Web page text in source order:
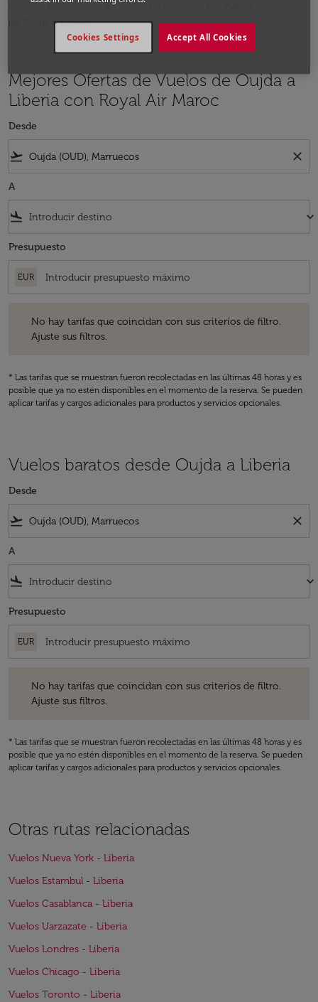
Inicio Vuelos Vuelos a Liberia
de Oujda a Liberia
Mejores Ofertas de Vuelos de Oujda a
Liberia con Royal Air Maroc
Desde
flight_takeoff close
A
flight_land keyboard_arrow_down
Presupuesto
EUR
No hay tarifas que coincidan con sus criterios de filtro.
Ajuste sus filtros.
* Las tarifas que se muestran fueron recolectadas en las últimas 48 horas y es
posible que ya no estén disponibles en el momento de la reserva. Se pueden
aplicar tarifas y cargos adicionales para productos y servicios opcionales.
Vuelos baratos desde Oujda a Liberia
Desde
flight_takeoff close
A
flight_land keyboard_arrow_down
Presupuesto
EUR
No hay tarifas que coincidan con sus criterios de filtro.
Ajuste sus filtros.
* Las tarifas que se muestran fueron recolectadas en las últimas 48 horas y es
posible que ya no estén disponibles en el momento de la reserva. Se pueden
aplicar tarifas y cargos adicionales para productos y servicios opcionales.
Otras rutas relacionadas
Vuelos Nueva York - Liberia
Vuelos Estambul - Liberia
Vuelos Casablanca - Liberia
Vuelos Uarzazate - Liberia
Vuelos Londres - Liberia
Vuelos Chicago - Liberia
Vuelos Toronto - Liberia
Accept All Cookies
Cookies Settings